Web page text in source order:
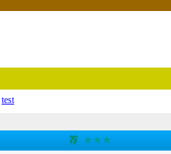
test
荐 ★★★